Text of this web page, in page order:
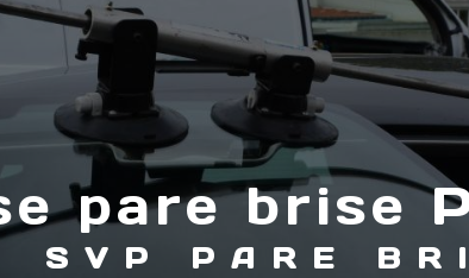
pare brise
SVP PARE